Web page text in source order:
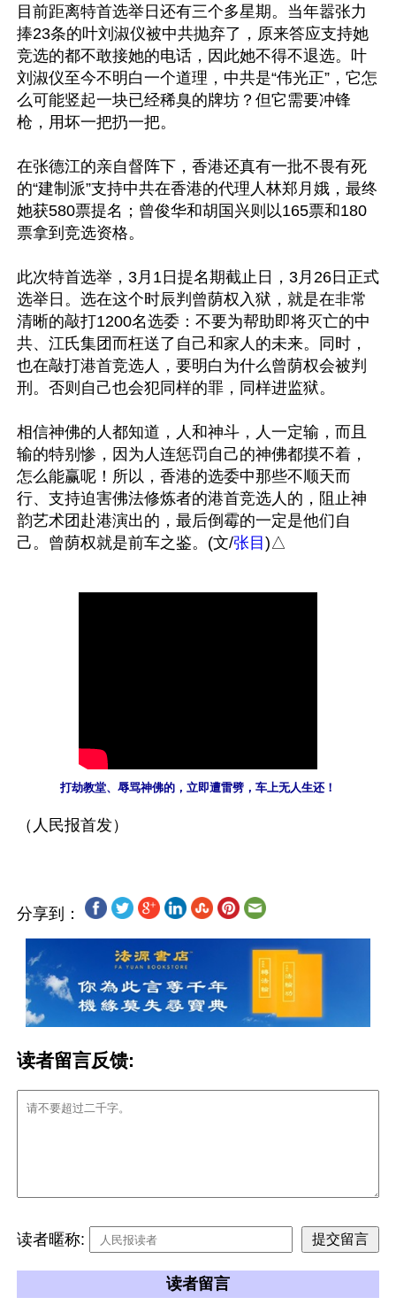
目前距离特首选举日还有三个多星期。当年嚣张力
捧23条的叶刘淑仪被中共抛弃了，原来答应支持她
竞选的都不敢接她的电话，因此她不得不退选。叶
刘淑仪至今不明白一个道理，中共是“伟光正”，它怎
么可能竖起一块已经稀臭的牌坊？但它需要冲锋
枪，用坏一把扔一把。
在张德江的亲自督阵下，香港还真有一批不畏有死
的“建制派”支持中共在香港的代理人林郑月娥，最终
她获580票提名；曾俊华和胡国兴则以165票和180
票拿到竞选资格。
此次特首选举，3月1日提名期截止日，3月26日正式
选举日。选在这个时辰判曾荫权入狱，就是在非常
清晰的敲打1200名选委：不要为帮助即将灭亡的中
共、江氏集团而枉送了自己和家人的未来。同时，
也在敲打港首竞选人，要明白为什么曾荫权会被判
刑。否则自己也会犯同样的罪，同样进监狱。
相信神佛的人都知道，人和神斗，人一定输，而且
输的特别惨，因为人连惩罚自己的神佛都摸不着，
怎么能赢呢！所以，香港的选委中那些不顺天而
行、支持迫害佛法修炼者的港首竞选人的，阻止神
韵艺术团赴港演出的，最后倒霉的一定是他们自
己。曾荫权就是前车之鉴。(文/张目
打劫教堂、辱骂神佛的，立即遭雷劈，车上无人生还！
分享到：
读者留言反馈:
读者暱称:
读者留言